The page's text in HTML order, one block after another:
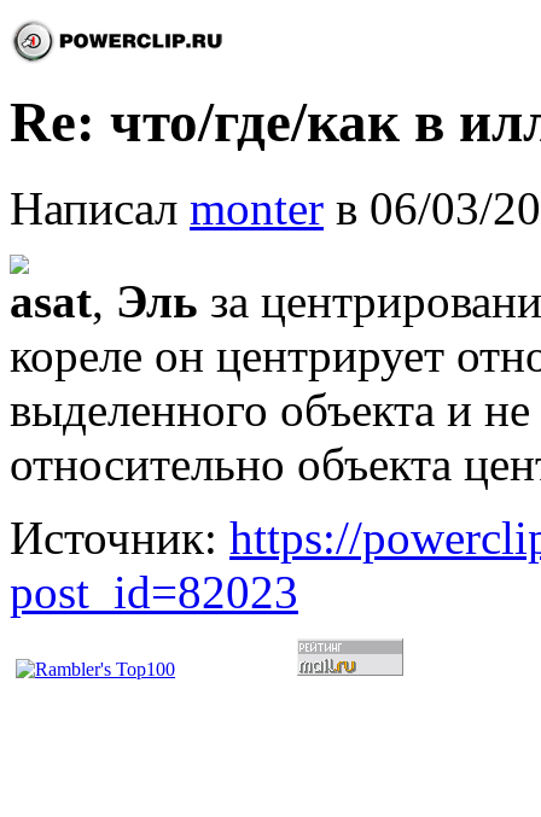
Re: что/где/как в
Написал monter в 06/03/
asat, Эль за
кореле он центрирует
выделенного объекта и
относительно объекта
Источник: https://
post_id=82023